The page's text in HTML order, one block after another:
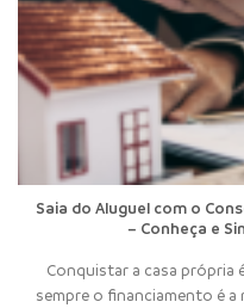
Saia do Aluguel com o
– Conheça e
Conquistar a casa própria
sempre o financiamento é